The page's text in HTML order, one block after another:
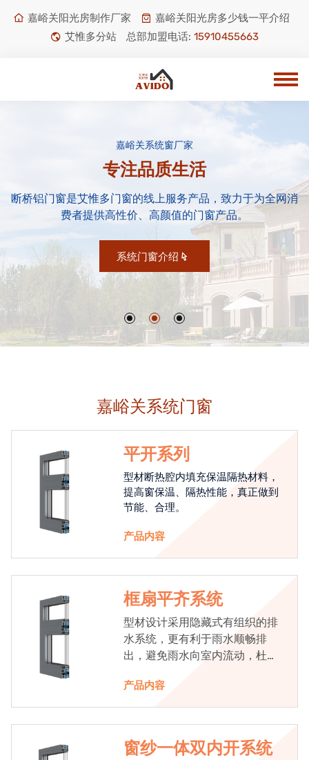
嘉峪关阳光房制作厂家
嘉峪关阳光房多少钱一平介绍
艾惟多分站
总部加盟电话: 15910455663
嘉峪关系统窗厂家
专注品质生活
断桥铝门窗是艾惟多门窗的线上服务产品，致力于为全网消
费者提供高性价、高颜值的门窗产品。
系统门窗介绍
嘉峪关系统门窗
平开系列
型材断热腔内填充保温隔热材料，
提高窗保温、隔热性能，真正做到
节能、合理。
产品内容
框扇平齐系统
型材设计采用隐藏式有组织的排
水系统，更有利于雨水顺畅排
出，避免雨水向室内流动，杜绝
产品内容
窗纱一体双内开系统